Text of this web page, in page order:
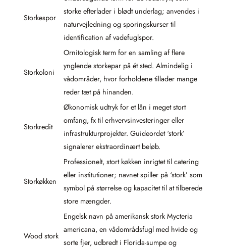
Storkespor
storke efterlader i blødt underlag; anvendes i
naturvejledning og sporingskurser til
identification af vadefuglspor.
Storkoloni
Ornitologisk term for en samling af flere
ynglende storkepar på ét sted. Almindelig i
vådområder, hvor forholdene tillader mange
reder tæt på hinanden.
Storkredit
Økonomisk udtryk for et lån i meget stort
omfang, fx til erhvervsinvesteringer eller
infrastrukturprojekter. Gui­deordet ‘stork’
signalerer ekstraordinært beløb.
Storkøkken
Professionelt, stort køkken inrigtet til catering
eller institutioner; navnet spiller på ‘stork’ som
symbol på størrelse og kapacitet til at tilberede
store mængder.
Wood stork
Engelsk navn på amerikansk stork Mycteria
americana, en vådområdsfugl med hvide og
sorte fjer, udbredt i Florida-sumpe og